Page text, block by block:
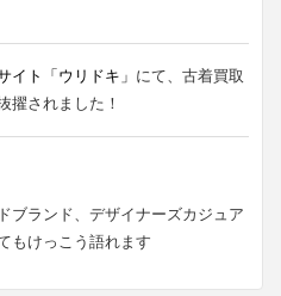
イト「ウリドキ」 にて、古着買取
擢されました！
ブランド、デザイナーズカジュア
もけっこう語れます